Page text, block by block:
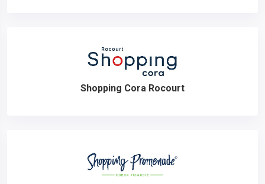
Shopping Cora Rocourt